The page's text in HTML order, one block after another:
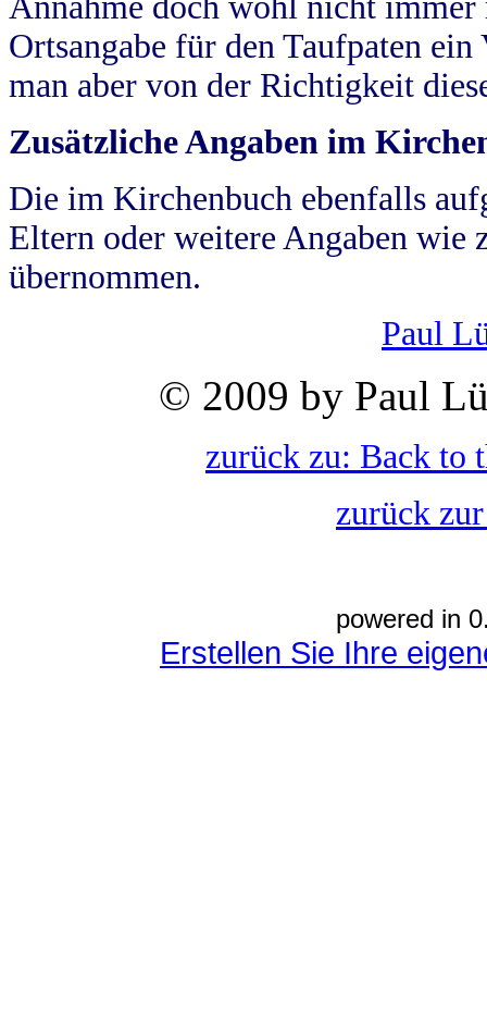
Ortsangabe für den Taufpaten
man aber von der Richtigkeit
Zusätzliche Angaben im
Die im Kirchenbuch ebenfalls
Eltern oder weitere Angaben wie
übernommen.
Paul
© 2009 by Paul
zurück zu: Back to
zurück
powered in
Erstellen Sie Ihre